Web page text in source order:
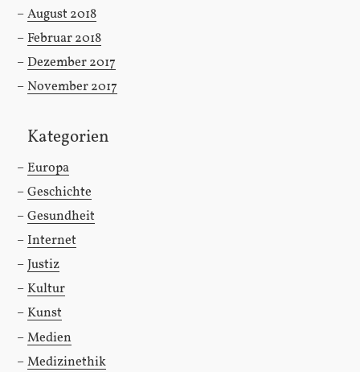
August 2018
Februar 2018
Dezember 2017
November 2017
Kategorien
Europa
Geschichte
Gesundheit
Internet
Justiz
Kultur
Kunst
Medien
Medizinethik